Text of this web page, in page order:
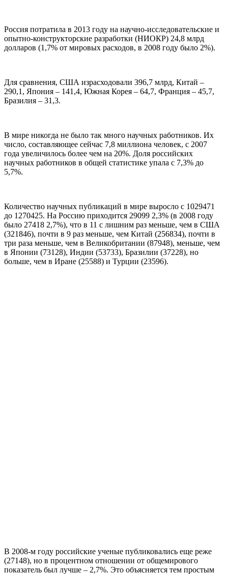
Россия потратила в 2013 году на научно-исследовательские и
опытно-конструкторские разработки (НИОКР) 24,8 млрд
долларов (1,7% от мировых расходов, в 2008 году было 2%).
Для сравнения, США израсходовали 396,7 млрд, Китай –
290,1, Япония – 141,4, Южная Корея – 64,7, Франция – 45,7,
Бразилия – 31,3.
В мире никогда не было так много научных работников. Их
число, составляющее сейчас 7,8 миллиона человек, с 2007
года увеличилось более чем на 20%. Доля российских
научных работников в общей статистике упала с 7,3% до
5,7%.
Количество научных публикаций в мире выросло с 1029471
до 1270425. На Россию приходится 29099 2,3% (в 2008 году
было 27418 2,7%), что в 11 с лишним раз меньше, чем в США
(321846), почти в 9 раз меньше, чем Китай (256834), почти в
три раза меньше, чем в Великобритании (87948), меньше, чем
в Японии (73128), Индии (53733), Бразилии (37228), но
больше, чем в Иране (25588) и Турции (23596).
В 2008-м году российские ученые публиковались еще реже
(27148), но в процентном отношении от общемирового
показатель был лучше – 2,7%. Это объясняется тем простым